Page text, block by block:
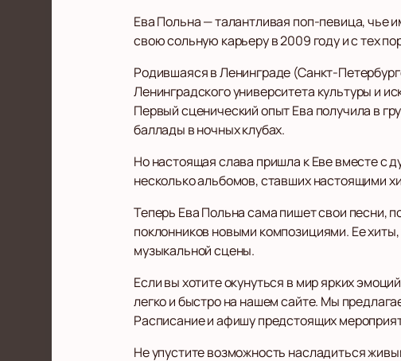
Ева Польна — талантливая поп-певица, чье
свою сольную карьеру в 2009 году и с тех
Родившаяся в Ленинграде (Санкт-
Ленинградского университета культуры и
Первый сценический опыт Ева получила в
баллады в ночных клубах.
Но настоящая слава пришла к Еве вместе с
несколько альбомов, ставших настоящими
Теперь Ева Польна сама пишет свои песни,
поклонников новыми композициями. Ее
музыкальной сцены.
Если вы хотите окунуться в мир ярких
легко и быстро на нашем сайте. Мы
Расписание и афишу предстоящих
Не упустите возможность насладиться